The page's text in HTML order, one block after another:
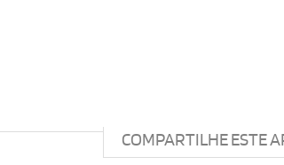
COMPARTILHE ESTE